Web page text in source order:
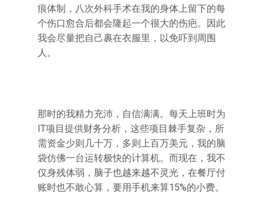
痕体制，八次外科手术在我的身体上留下的每
个伤口愈合后都会隆起一个很大的伤疤。因此
我会尽量把自己裹在衣服里，以免吓到周围
人。
那时的我精力充沛，自信满满。每天上班时为
IT项目提供财务分析，这些项目棘手复杂，所
需资金少则几十万，多则上百万美元，我的脑
袋仿佛一台运转极快的计算机。而现在，我不
仅身残体弱，脑子也越来越不灵光，在餐厅付
账时也不敢心算，要用手机来算15%的小费。